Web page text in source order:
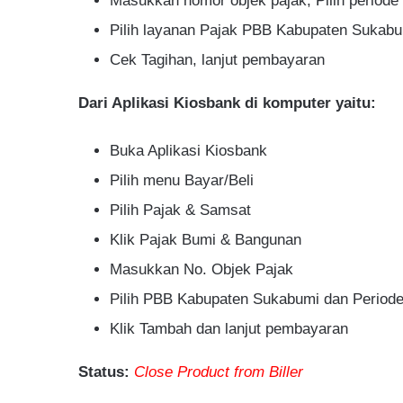
Pilih layanan Pajak PBB Kabupaten
Cek Tagihan, lanjut pembayaran
Dari Aplikasi Kiosbank di komputer yaitu:
Buka Aplikasi Kiosbank
Pilih menu Bayar/Beli
Pilih Pajak & Samsat
Klik Pajak Bumi & Bangunan
Masukkan No. Objek Pajak
Pilih PBB Kabupaten Sukabumi dan
Klik Tambah dan lanjut pembayaran
Status: Close Product from Biller